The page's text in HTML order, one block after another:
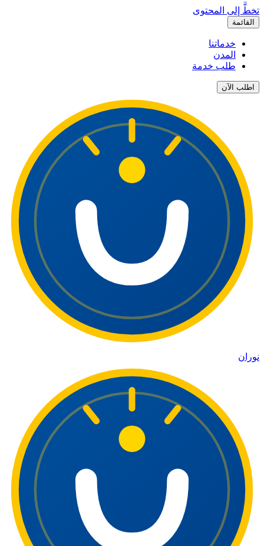
تخطَّ إلى المحتوى
القائمة
خدماتنا
المدن
طلب خدمة
اطلب الآن
نوران